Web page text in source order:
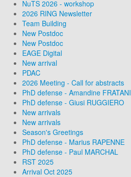
NuTS 2026 - workshop
2026 RING Newsletter
Team Building
New Postdoc
New Postdoc
EAGE Digital
New arrival
PDAC
2026 Meeting - Call for abstracts
PhD defense - Amandine FRATANI
PhD defense - Giusi RUGGIERO
New arrivals
New arrivals
Season's Greetings
PhD defense - Marius RAPENNE
PhD defense - Paul MARCHAL
RST 2025
Arrival Oct 2025